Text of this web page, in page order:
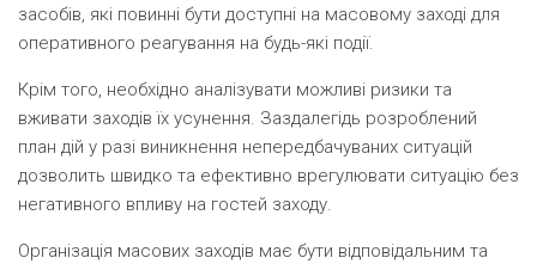
засобів, які повинні бути доступні на масовому заході для
оперативного реагування на будь-які події.
Крім того, необхідно аналізувати можливі ризики та
вживати заходів їх усунення. Заздалегідь розроблений
план дій у разі виникнення непередбачуваних ситуацій
дозволить швидко та ефективно врегулювати ситуацію без
негативного впливу на гостей заходу.
Організація масових заходів має бути відповідальним та